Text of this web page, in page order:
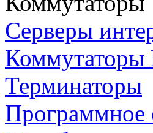
Серверы
Терминаторы
Программное